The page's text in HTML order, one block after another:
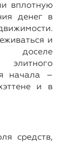
вплотную
денег в
и
доселе
начала –
и в
средств,